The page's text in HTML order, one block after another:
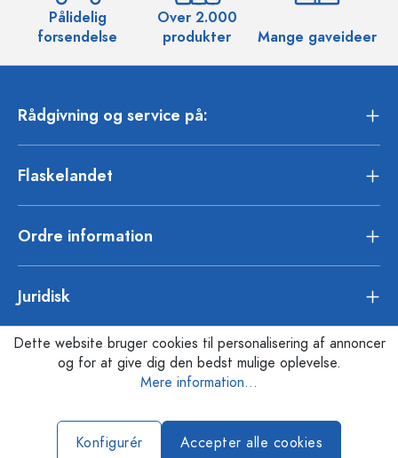
Pålidelig
forsendelse
Over 2.000
produkter
Mange gaveideer
Rådgivning og service på:
Flaskelandet
Ordre information
Juridisk
Dette website bruger cookies til personalisering af annoncer
og for at give dig den bedst mulige oplevelse.
Mere information...
Konfigurér Accepter alle cookies